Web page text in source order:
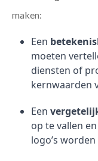
maken:
Een
moeten
diensten of
kernwaarden
Een
op te vallen
logo’s